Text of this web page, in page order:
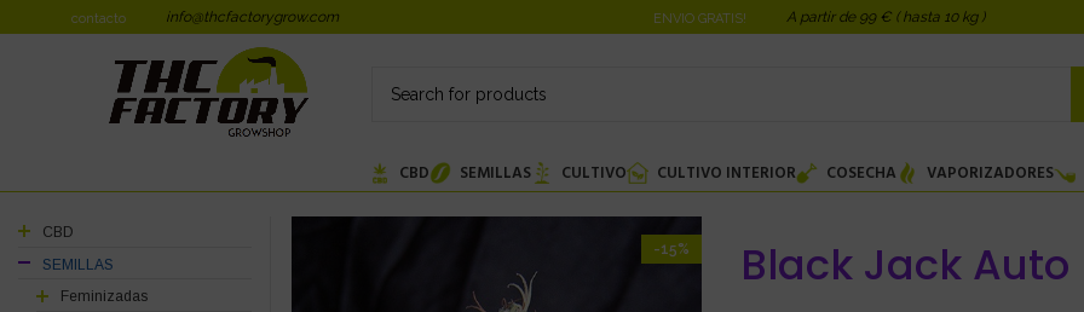
contacto info@thcfactorygrow.com ENVIO GRATIS! A partir de 99 € ( hasta 10 kg )
CBD SEMILLAS CULTIVO CULTIVO INTERIOR COSECHA VAPORIZADORES
-15% Black Jack Auto
CBD
SEMILLAS
Feminizadas